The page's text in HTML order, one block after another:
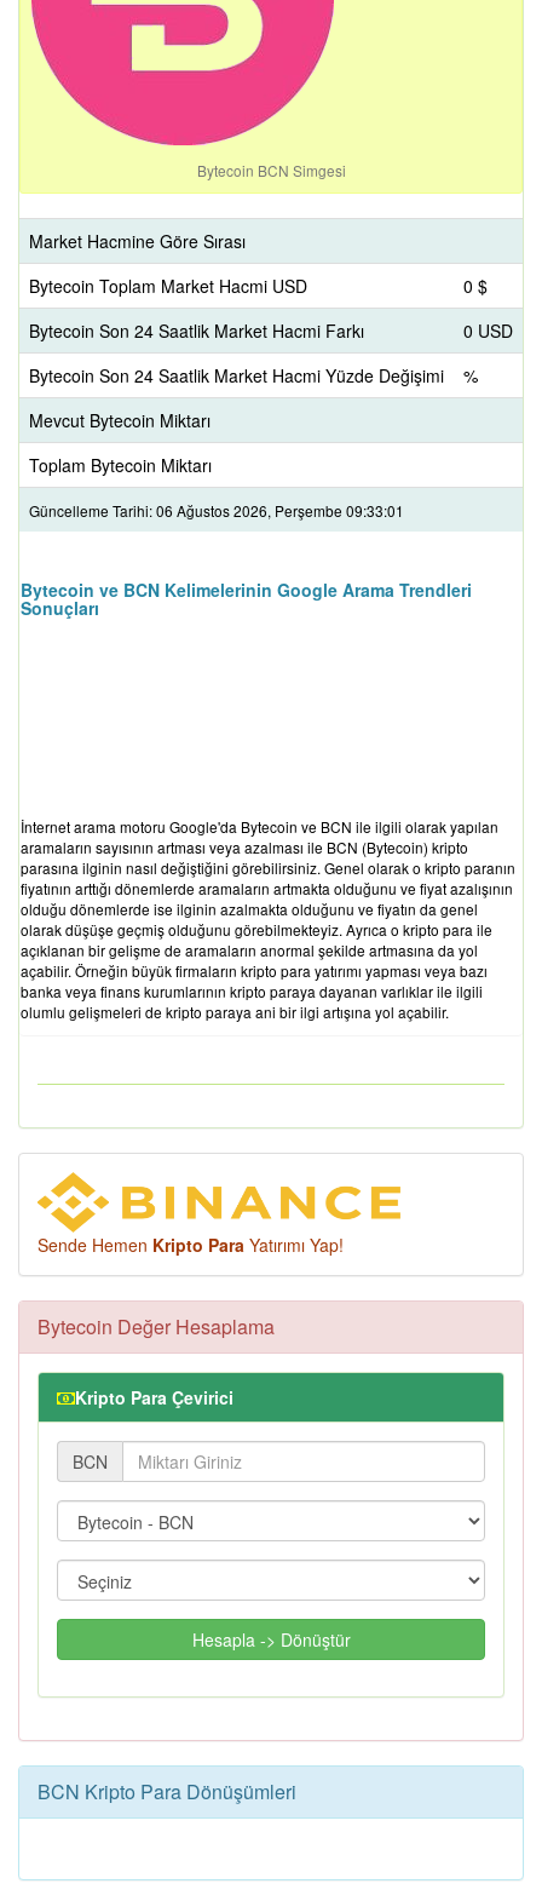
Bytecoin BCN Simgesi
Market Hacmine Göre Sırası
Bytecoin Toplam Market Hacmi USD
0 $
Bytecoin Son 24 Saatlik Market Hacmi Farkı
0 USD
Bytecoin Son 24 Saatlik Market Hacmi Yüzde Değişimi
%
Mevcut Bytecoin Miktarı
Toplam Bytecoin Miktarı
Güncelleme Tarihi: 06 Ağustos 2026, Perşembe 09:33:01
Bytecoin ve BCN Kelimelerinin Google Arama Trendleri
Sonuçları
İnternet arama motoru Google'da Bytecoin ve BCN ile ilgili olarak yapılan
aramaların sayısının artması veya azalması ile BCN (Bytecoin) kripto
parasına ilginin nasıl değiştiğini görebilirsiniz. Genel olarak o kripto paranın
fiyatının arttığı dönemlerde aramaların artmakta olduğunu ve fiyat azalışının
olduğu dönemlerde ise ilginin azalmakta olduğunu ve fiyatın da genel
olarak düşüşe geçmiş olduğunu görebilmekteyiz. Ayrıca o kripto para ile
açıklanan bir gelişme de aramaların anormal şekilde artmasına da yol
açabilir. Örneğin büyük firmaların kripto para yatırımı yapması veya bazı
banka veya finans kurumlarının kripto paraya dayanan varlıklar ile ilgili
olumlu gelişmeleri de kripto paraya ani bir ilgi artışına yol açabilir.
Sende Hemen Kripto Para Yatırımı Yap!
Bytecoin Değer Hesaplama
Kripto Para Çevirici
BCN
Hesapla -> Dönüştür
BCN Kripto Para Dönüşümleri